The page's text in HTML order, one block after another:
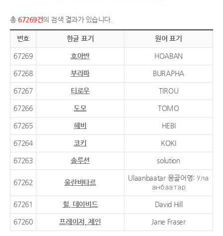
총 67269건의 검색 결과가 있습니다.
번호 한글 표기 원어 표기
67269 호아반 HOABAN
67268 부라파 BURAPHA
67267 티로우 TIROU
67266 도모 TOMO
67265 헤비 HEBI
67264 코키 KOKI
67263 솔루션 solution
67262 울란바타르
Ulaanbaatar 몽골어명: Ула
анбаатар
67261 힐, 데이비드 David Hill
67260 프레이저, 제인 Jane Fraser